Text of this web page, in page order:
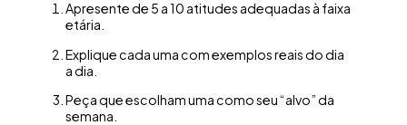
Apresente de 5 a 10 atitudes adequadas à faixa
etária.
Explique cada uma com exemplos reais do dia
a dia.
Peça que escolham uma como seu “alvo” da
semana.